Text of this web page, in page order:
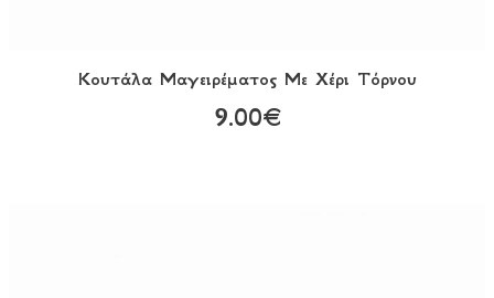
Κουτάλα Mαγειρέματος Με Χέρι Τόρνου
9.00€